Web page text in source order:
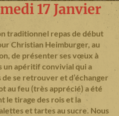
17 Janvier
traditionnel repas de début
Christian Heimburger, au
de présenter ses vœux à
un apéritif convivial qui a
se retrouver et d’échanger
au feu (très apprécié) a été
le tirage des rois et la
et tartes au sucre. Nous